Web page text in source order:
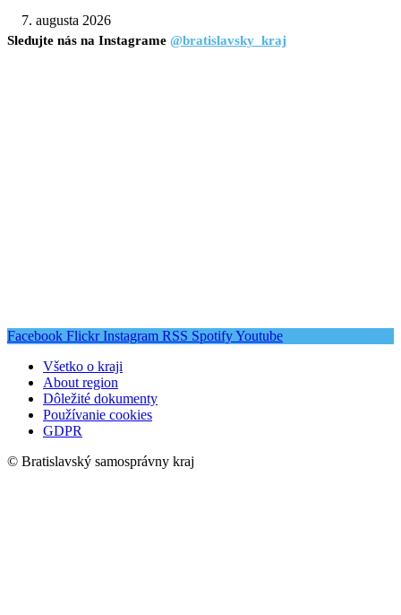
7. augusta 2026
Sledujte nás na Instagrame @bratislavsky_kraj
Facebook Flickr Instagram RSS SpotifyYoutube
Všetko o kraji
About region
Dôležité dokumenty
Používanie cookies
GDPR
© Bratislavský samosprávny kraj